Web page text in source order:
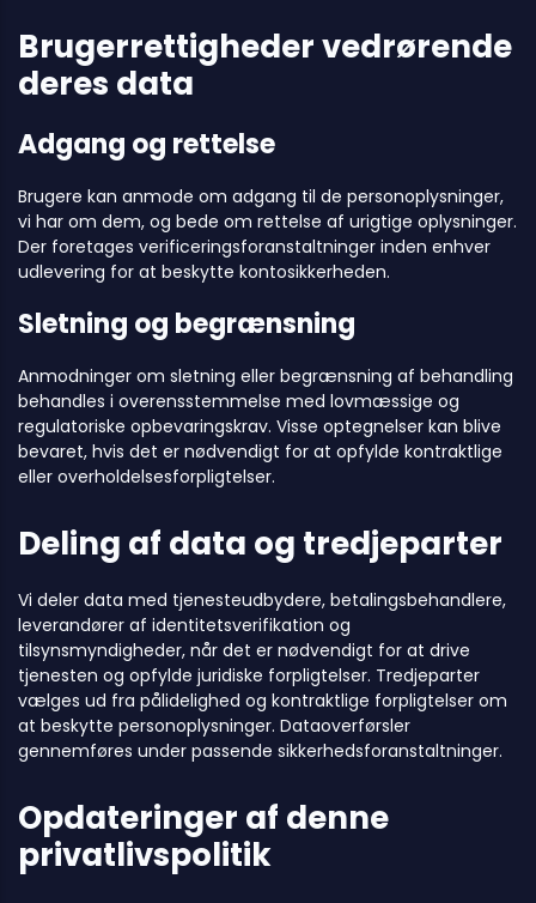
Brugerrettigheder vedrørende
deres data
Adgang og rettelse
Brugere kan anmode om adgang til de personoplysninger,
vi har om dem, og bede om rettelse af urigtige oplysninger.
Der foretages verificeringsforanstaltninger inden enhver
udlevering for at beskytte kontosikkerheden.
Sletning og begrænsning
Anmodninger om sletning eller begrænsning af behandling
behandles i overensstemmelse med lovmæssige og
regulatoriske opbevaringskrav. Visse optegnelser kan blive
bevaret, hvis det er nødvendigt for at opfylde kontraktlige
eller overholdelsesforpligtelser.
Deling af data og tredjeparter
Vi deler data med tjenesteudbydere, betalingsbehandlere,
leverandører af identitetsverifikation og
tilsynsmyndigheder, når det er nødvendigt for at drive
tjenesten og opfylde juridiske forpligtelser. Tredjeparter
vælges ud fra pålidelighed og kontraktlige forpligtelser om
at beskytte personoplysninger. Dataoverførsler
gennemføres under passende sikkerhedsforanstaltninger.
Opdateringer af denne
privatlivspolitik